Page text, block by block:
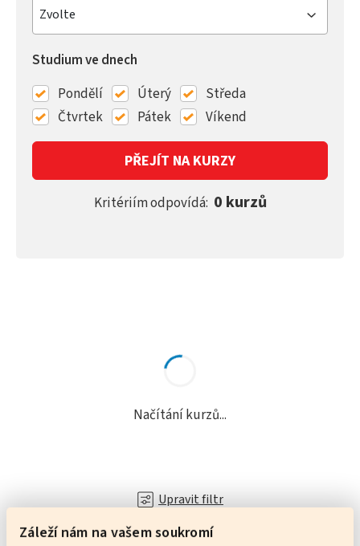
Záleží nám na vašem soukromí
Zvolte
Studium ve dnech
Pondělí
Úterý
Středa
Čtvrtek
Pátek Víkend
PŘEJÍT NA KURZY
Kritériím odpovídá: 0 kurzů
Načítání kurzů...
Upravit filtr